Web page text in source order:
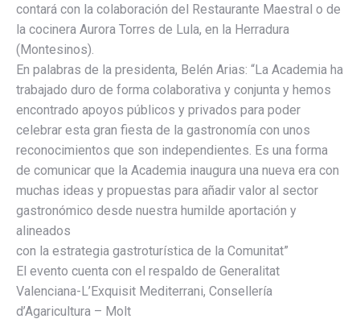
contará con la colaboración del Restaurante Maestral o de
la cocinera Aurora Torres de Lula, en la Herradura
(Montesinos).
En palabras de la presidenta, Belén Arias: “La Academia ha
trabajado duro de forma colaborativa y conjunta y hemos
encontrado apoyos públicos y privados para poder
celebrar esta gran fiesta de la gastronomía con unos
reconocimientos que son independientes. Es una forma
de comunicar que la Academia inaugura una nueva era con
muchas ideas y propuestas para añadir valor al sector
gastronómico desde nuestra humilde aportación y
alineados
con la estrategia gastroturística de la Comunitat”
El evento cuenta con el respaldo de Generalitat
Valenciana-L’Exquisit Mediterrani, Consellería
d’Agaricultura – Molt